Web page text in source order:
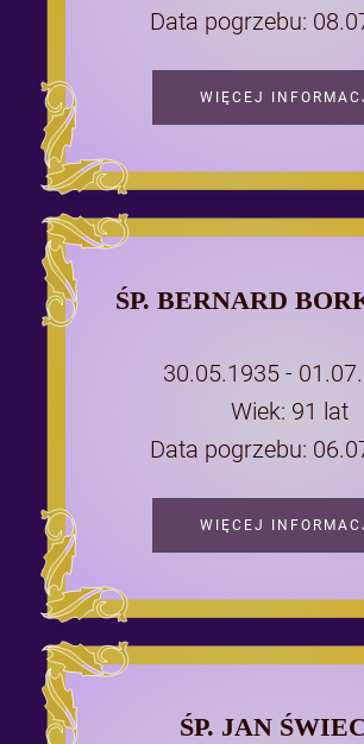
Data pogrzebu:
WIĘCEJ
ŚP. BERNARD
30.05.1935 -
Wiek: 91 lat
Data pogrzebu:
WIĘCEJ
ŚP. JAN